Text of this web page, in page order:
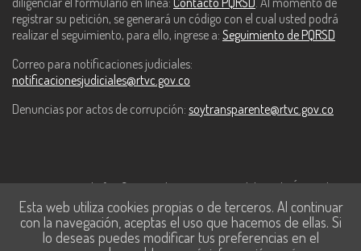
registrar su petición, se generará un código con el cual usted podrá
realizar el seguimiento, para ello, ingrese a: Seguimiento de PQRSD
Correo para notificaciones judiciales:
notificacionesjudiciales@rtvc.gov.co
Denuncias por actos de corrupción: soytransparente@rtvc.gov.co
Este contenido fue financiado con recursos del Fondo Único de
Tecnologías de la Información y las Comunicaciones de MinTic.
Esta web utiliza cookies propias o de terceros. Al continuar
con la navegación, aceptas el uso que hacemos de ellas. Si
lo deseas puedes modificar tus preferencias en el